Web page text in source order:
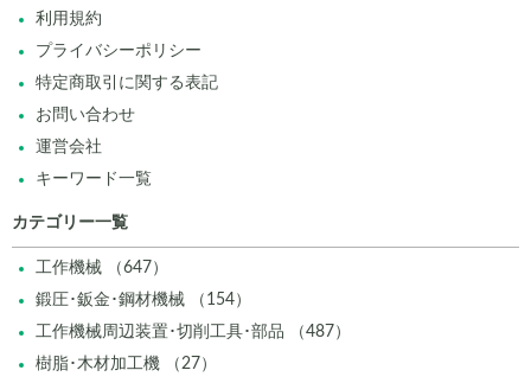
利用規約
プライバシーポリシー
特定商取引に関する表記
お問い合わせ
運営会社
キーワード一覧
カテゴリー一覧
工作機械 （647）
鍛圧･鈑金･鋼材機械 （154）
工作機械周辺装置･切削工具･部品 （487）
樹脂･木材加工機 （27）